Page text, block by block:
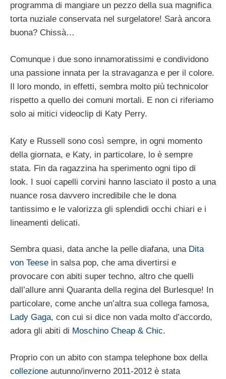
programma di mangiare un pezzo della sua magnifica
torta nuziale conservata nel surgelatore! Sarà ancora
buona? Chissà…
Comunque i due sono innamoratissimi e condividono
una passione innata per la stravaganza e per il colore.
Il loro mondo, in effetti, sembra molto più technicolor
rispetto a quello dei comuni mortali. E non ci riferiamo
solo ai mitici videoclip di Katy Perry.
Katy e Russell sono così sempre, in ogni momento
della giornata, e Katy, in particolare, lo è sempre
stata. Fin da ragazzina ha sperimento ogni tipo di
look. I suoi capelli corvini hanno lasciato il posto a una
nuance rosa davvero incredibile che le dona
tantissimo e le valorizza gli splendidi occhi chiari e i
lineamenti delicati.
Sembra quasi, data anche la pelle diafana, una Dita
von Teese in salsa pop, che ama divertirsi e
provocare con abiti super techno, altro che quelli
dall’allure anni Quaranta della regina del Burlesque! In
particolare, come anche un’altra sua collega famosa,
Lady Gaga, con cui si dice non vada molto d’accordo,
adora gli abiti di Moschino Cheap & Chic.
Proprio con un abito con stampa telephone box della
collezione autunno/inverno 2011-2012 è stata